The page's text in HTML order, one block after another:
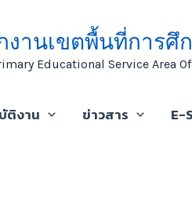
งานเขตพื้นที่การศึ
Educational Service Area
ติงาน ข่าวสาร E-